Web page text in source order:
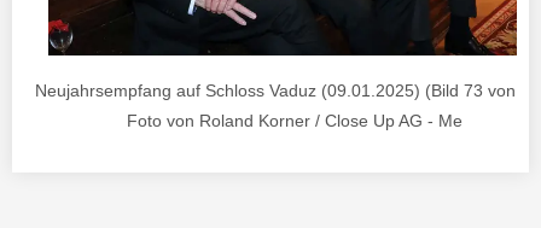
Neujahrsempfang auf Schloss Vaduz (09.01.2025) (Bild 73 von
Foto von Roland Korner / Close Up AG - Me